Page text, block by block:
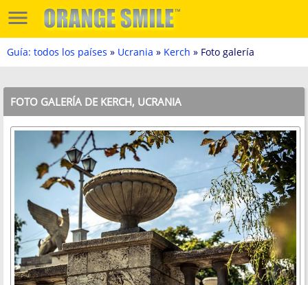
Guía: todos los países » Ucrania » Kerch » Foto galería
FOTO GALERÍA DE KERCH, UCRANIA